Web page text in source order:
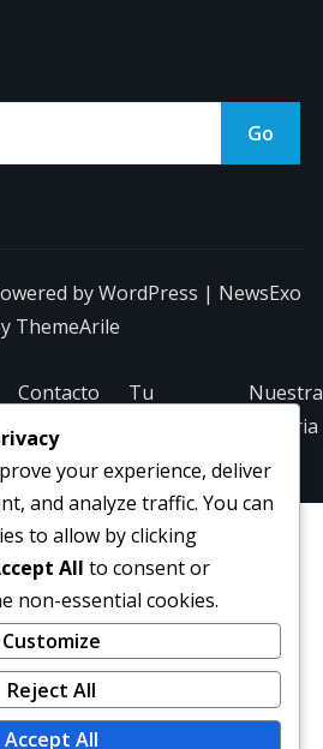
Go
byWordPress | NewsExo
ThemeArile
Contacto
Tu
Nuestra
historia
your experience, deliver
and analyze traffic. You can
to allow by clicking
All to consent or
non-essential cookies.
Customize
Reject All
Accept All